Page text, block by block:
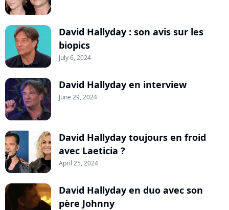
David Hallyday : son avis sur les
biopics
July 6, 2024
David Hallyday en interview
June 29, 2024
David Hallyday toujours en froid
avec Laeticia ?
April 25, 2024
David Hallyday en duo avec son
père Johnny